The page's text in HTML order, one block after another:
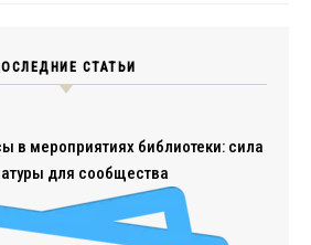
СТАТЬИ
в мероприятиях библиотеки: сила
для сообщества